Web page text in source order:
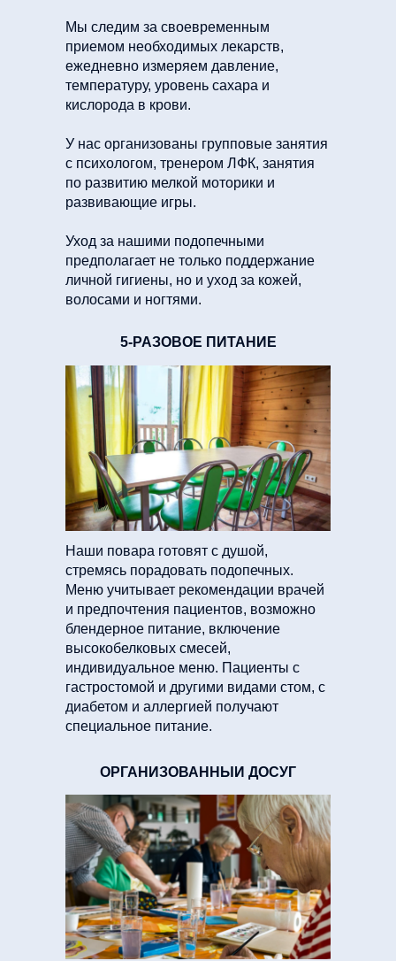
Мы следим за своевременным
приемом необходимых лекарств,
ежедневно измеряем давление,
температуру, уровень сахара и
кислорода в крови.
У нас организованы групповые занятия
с психологом, тренером ЛФК, занятия
по развитию мелкой моторики и
развивающие игры.
Уход за нашими подопечными
предполагает не только поддержание
личной гигиены, но и уход за кожей,
волосами и ногтями.
5-РАЗОВОЕ ПИТАНИЕ
Наши повара готовят с душой,
стремясь порадовать подопечных.
Меню учитывает рекомендации врачей
и предпочтения пациентов, возможно
блендерное питание, включение
высокобелковых смесей,
индивидуальное меню. Пациенты с
гастростомой и другими видами стом, с
диабетом и аллергией получают
специальное питание.
ОРГАНИЗОВАННЫЙ ДОСУГ